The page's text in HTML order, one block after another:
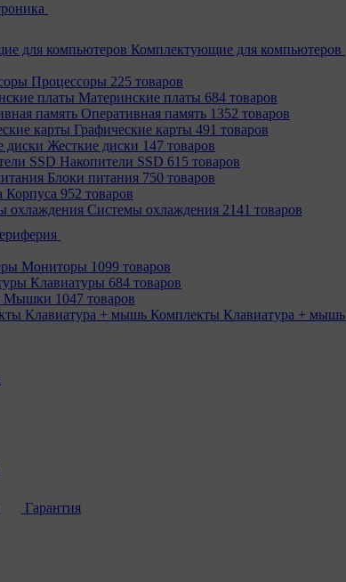
Комплектующие для компьютеров
Процессоры 225 товаров
Материнcкие платы 684 товаров
Оперативная память 1352 товаров
Графические карты 491 товаров
Жесткие диски 147 товаров
Накопители SSD 615 товаров
Блоки питания 750 товаров
Корпуса 952 товаров
Системы охлаждения 2141 товаров
Мониторы 1099 товаров
Клавиатуры 684 товаров
Мышки 1047 товаров
Комплекты Клавиатура + мышь
Гарантия